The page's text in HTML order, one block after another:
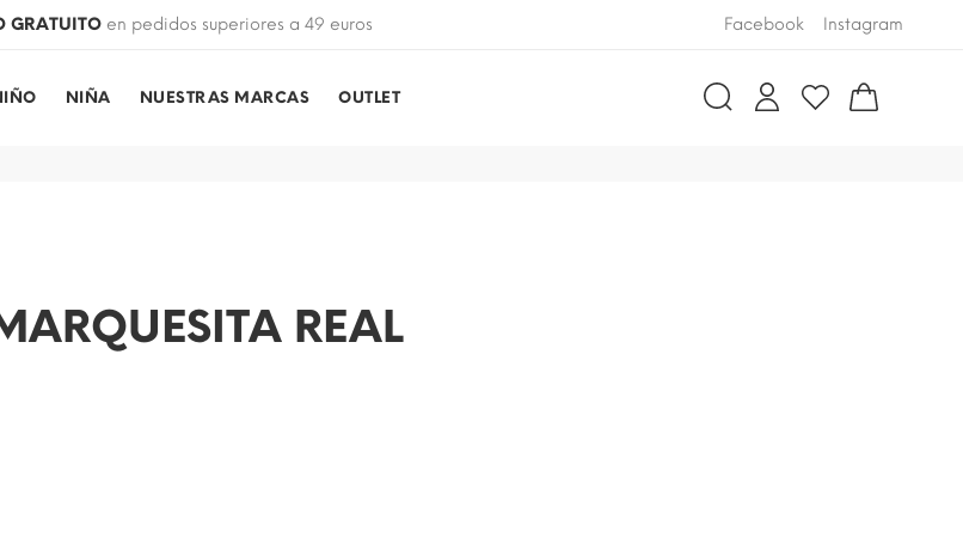
GRATUITOen pedidos superiores a 49 euros ENVÍO GRATUITOen pedidos
Facebook Instagram
NIÑA NUESTRAS MARCAS OUTLET
REAL